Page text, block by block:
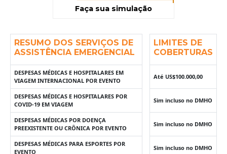
Faça sua simulação
RESUMO DOS SERVIÇOS DE
ASSISTÊNCIA EMERGENCIAL
LIMITES DE
COBERTURAS
DESPESAS MÉDICAS E HOSPITALARES EM
VIAGEM INTERNACIONAL POR EVENTO
Até US$100.000,00
DESPESAS MÉDICAS E HOSPITALARES POR
COVID-19 EM VIAGEM
Sim incluso no DMHO
DESPESAS MÉDICAS POR DOENÇA
PREEXISTENTE OU CRÔNICA POR EVENTO
Sim incluso no DMHO
DESPESAS MÉDICAS PARA ESPORTES POR
EVENTO
Sim incluso no DMHO